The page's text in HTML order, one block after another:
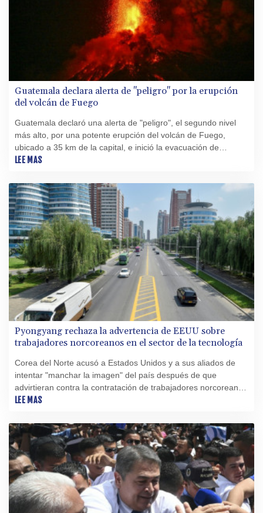
Guatemala declara alerta de "peligro" por la erupción
del volcán de Fuego
Guatemala declaró una alerta de "peligro", el segundo nivel
más alto, por una potente erupción del volcán de Fuego,
ubicado a 35 km de la capital, e inició la evacuación de
viviendas cercanas.
LEE MAS
Pyongyang rechaza la advertencia de EEUU sobre
trabajadores norcoreanos en el sector de la tecnología
Corea del Norte acusó a Estados Unidos y a sus aliados de
intentar "manchar la imagen" del país después de que
advirtieran contra la contratación de trabajadores norcoreanos
en el sector de informática, informó el martes la prensa
LEE MAS